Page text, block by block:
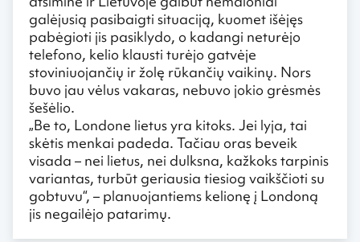
galėjusią pasibaigti situaciją, kuomet išėjęs
pabėgioti jis pasiklydo, o kadangi neturėjo
telefono, kelio klausti turėjo gatvėje
stoviniuojančių ir žolę rūkančių vaikinų. Nors
buvo jau vėlus vakaras, nebuvo jokio grėsmės
šešėlio.
„Be to, Londone lietus yra kitoks. Jei lyja, tai
skėtis menkai padeda. Tačiau oras beveik
visada – nei lietus, nei dulksna, kažkoks tarpinis
variantas, turbūt geriausia tiesiog vaikščioti su
gobtuvu“, – planuojantiems kelionę į Londoną
jis negailėjo patarimų.